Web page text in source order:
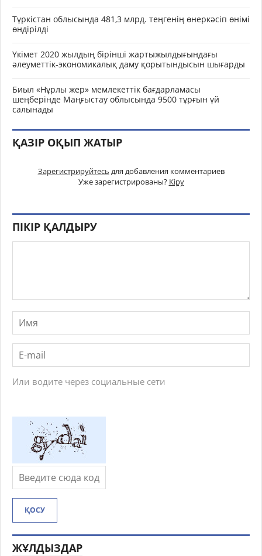
Түркістан облысында 481,3 млрд. теңгенің өнеркәсіп өнімі
өндірілді
Үкімет 2020 жылдың бірінші жартыжылдығындағы
әлеуметтік-экономикалық даму қорытындысын шығарды
Биыл «Нұрлы жер» мемлекеттік бағдарламасы
шеңберінде Маңғыстау облысында 9500 тұрғын үй
салынады
ҚАЗІР ОҚЫП ЖАТЫР
Зарегистрируйтесь для добавления комментариев
Уже зарегистрированы? Кіру
ПІКІР ҚАЛДЫРУ
Или водите через социальные сети
ҚОСУ
ЖҰЛДЫЗДАР